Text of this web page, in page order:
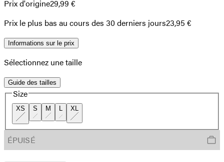
Prix d'origine29,99 €
Prix ​​le plus bas au cours des 30 derniers jours23,95 €
Informations sur le prix
Sélectionnez une taille
Guide des tailles
Size
XS S M L XL
ÉPUISÉ